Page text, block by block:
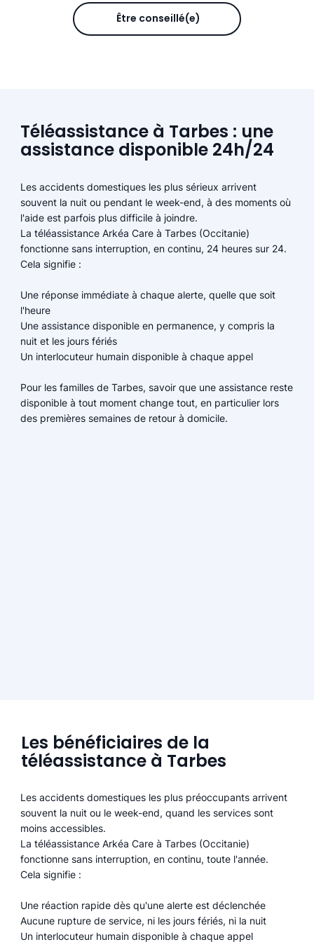
Être conseillé(e)
Téléassistance à Tarbes : une
assistance disponible 24h/24
Les accidents domestiques les plus sérieux arrivent
souvent la nuit ou pendant le week-end, à des moments où
l'aide est parfois plus difficile à joindre.
La téléassistance Arkéa Care à Tarbes (Occitanie)
fonctionne sans interruption, en continu, 24 heures sur 24.
Cela signifie :
Une réponse immédiate à chaque alerte, quelle que soit
l'heure
Une assistance disponible en permanence, y compris la
nuit et les jours fériés
Un interlocuteur humain disponible à chaque appel
Pour les familles de Tarbes, savoir que une assistance reste
disponible à tout moment change tout, en particulier lors
des premières semaines de retour à domicile.
Les bénéficiaires de la
téléassistance à Tarbes
Les accidents domestiques les plus préoccupants arrivent
souvent la nuit ou le week-end, quand les services sont
moins accessibles.
La téléassistance Arkéa Care à Tarbes (Occitanie)
fonctionne sans interruption, en continu, toute l'année.
Cela signifie :
Une réaction rapide dès qu'une alerte est déclenchée
Aucune rupture de service, ni les jours fériés, ni la nuit
Un interlocuteur humain disponible à chaque appel